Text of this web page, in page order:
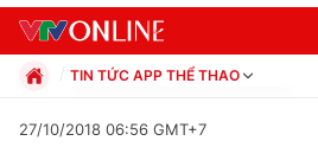
TIN TỨC APP THỂ THAO
Xã hội
27/10/2018 06:56 GMT+7